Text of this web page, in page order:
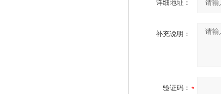
详细地址：
补充说明：
验证码：